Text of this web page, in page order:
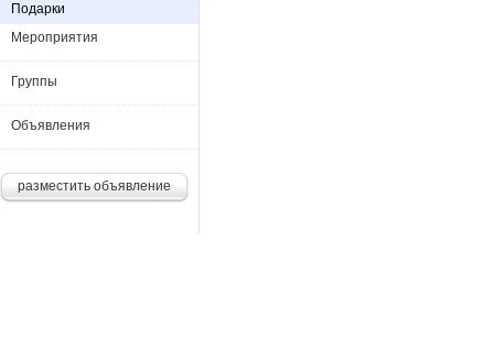
Подарки
Мероприятия
Группы
Объявления
разместить объявление